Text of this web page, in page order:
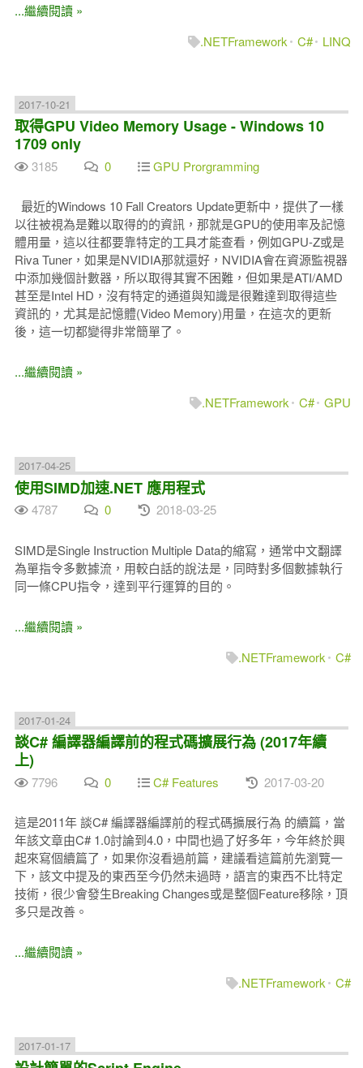
...繼續閱讀 »
.NETFramework
C# LINQ
2017-10-21
取得GPU Video Memory Usage - Windows 10
1709 only
3185 0 GPU Prorgramming
最近的Windows 10 Fall Creators Update更新中，提供了一樣
以往被視為是難以取得的的資訊，那就是GPU的使用率及記憶
體用量，這以往都要靠特定的工具才能查看，例如GPU-Z或是
Riva Tuner，如果是NVIDIA那就還好，NVIDIA會在資源監視器
中添加幾個計數器，所以取得其實不困難，但如果是ATI/AMD
甚至是Intel HD，沒有特定的通道與知識是很難達到取得這些
資訊的，尤其是記憶體(Video Memory)用量，在這次的更新
後，這一切都變得非常簡單了。
...繼續閱讀 »
.NETFramework
C# GPU
2017-04-25
使用SIMD加速.NET 應用程式
4787 0 2018-03-25
SIMD是Single Instruction Multiple Data的縮寫，通常中文翻譯
為單指令多數據流，用較白話的說法是，同時對多個數據執行
同一條CPU指令，達到平行運算的目的。
...繼續閱讀 »
.NETFramework
C#
2017-01-24
談C# 編譯器編譯前的程式碼擴展行為 (2017年續
上)
7796 0 C# Features 2017-03-20
這是2011年 談C# 編譯器編譯前的程式碼擴展行為 的續篇，當
年該文章由C# 1.0討論到4.0，中間也過了好多年，今年終於興
起來寫個續篇了，如果你沒看過前篇，建議看這篇前先瀏覽一
下，該文中提及的東西至今仍然未過時，語言的東西不比特定
技術，很少會發生Breaking Changes或是整個Feature移除，頂
多只是改善。
...繼續閱讀 »
.NETFramework
C#
2017-01-17